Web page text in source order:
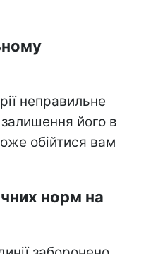
неправильне
його в
обійтися вам
норм на